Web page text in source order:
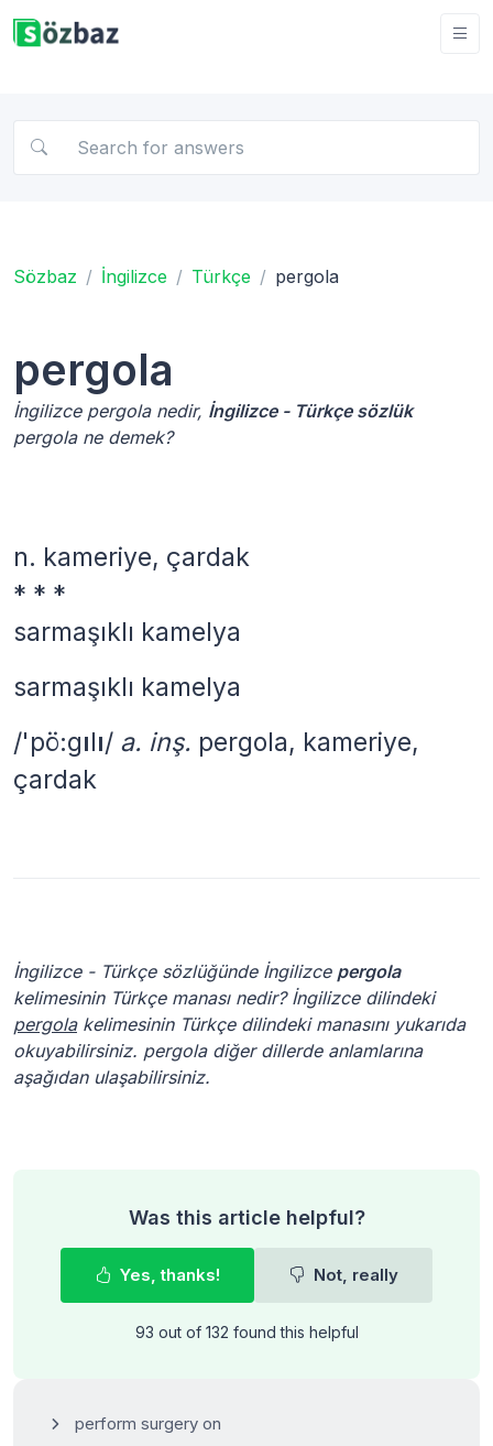
Sözbaz İngilizce Türkçe pergola
pergola
İngilizce pergola nedir, İngilizce - Türkçe sözlük
pergola ne demek?
n. kameriye, çardak
* * *
sarmaşıklı kamelya
sarmaşıklı kamelya
/'pö:gılı/ a. inş. pergola, kameriye,
çardak
İngilizce - Türkçe sözlüğünde İngilizce pergola
kelimesinin Türkçe manası nedir? İngilizce dilindeki
pergolakelimesinin Türkçe dilindeki manasını yukarıda
okuyabilirsiniz. pergola diğer dillerde anlamlarına
aşağıdan ulaşabilirsiniz.
Was this article helpful?
Yes, thanks! Not, really
93 out of 132 found this helpful
perform surgery on